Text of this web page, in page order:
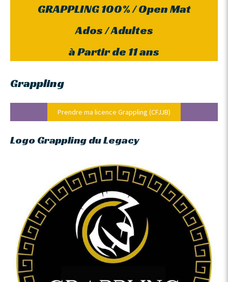
GRAPPLING 100% / Open Mat
Ados / Adultes
à Partir de 11 ans
Grappling
Prendre ma licence Grappling (CFJJB)
Logo Grappling du Legacy